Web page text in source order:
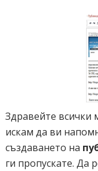
Здравейте всички
искам да ви
създаването на
ги пропускате. Да